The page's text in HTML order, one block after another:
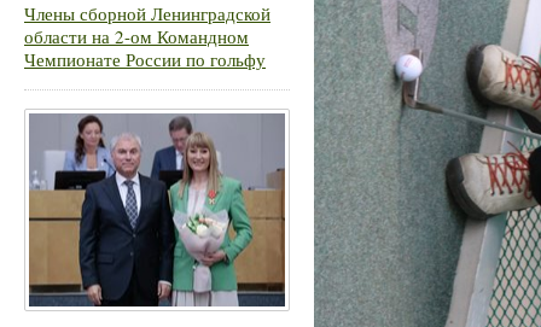
Члены сборной Ленинградской
области на 2-ом Командном
Чемпионате России по гольфу